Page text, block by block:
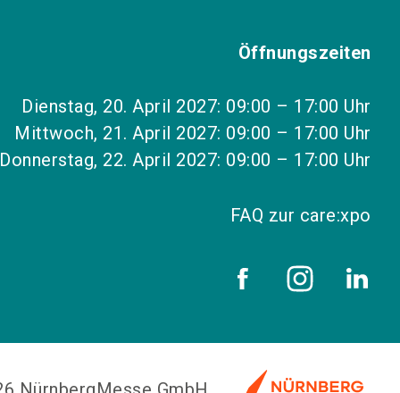
Öffnungszeiten
Dienstag, 20. April 2027: 09:00 – 17:00 Uhr
Mittwoch, 21. April 2027: 09:00 – 17:00 Uhr
Donnerstag, 22. April 2027: 09:00 – 17:00 Uhr
FAQ zur care:xpo